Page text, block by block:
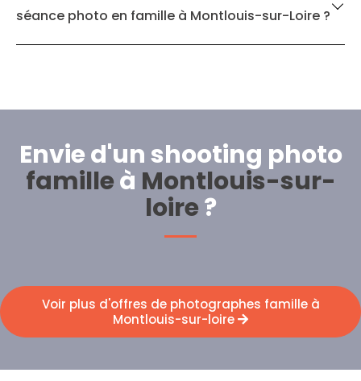
séance photo en famille à Montlouis-sur-Loire ?
Envie d'un shooting photo
familleà Montlouis-sur-
loire?
Voir plus d'offres de photographes famille à
Montlouis-sur-loire